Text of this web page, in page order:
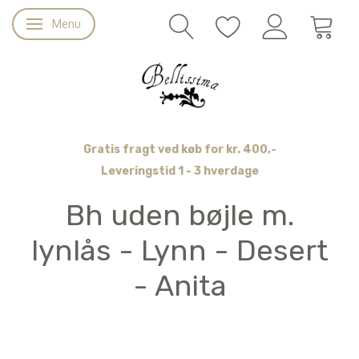
Skifte navigation
Menu
Gratis fragt ved køb for kr. 400,-
Leveringstid 1 - 3 hverdage
Bh uden bøjle m.
lynlås - Lynn - Desert
- Anita